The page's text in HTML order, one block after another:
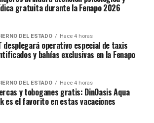
gratuita durante la Fenapo 2026
DEL ESTADO Hace 4 horas
desplegará operativo especial de taxis
y bahías exclusivas en la Fenapo
DEL ESTADO Hace 4 horas
y toboganes gratis: DinOasis Aqua
es el favorito en estas vacaciones